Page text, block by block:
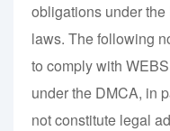
obligations under
laws. The following
to comply with
under the DMCA, in
not constitute legal